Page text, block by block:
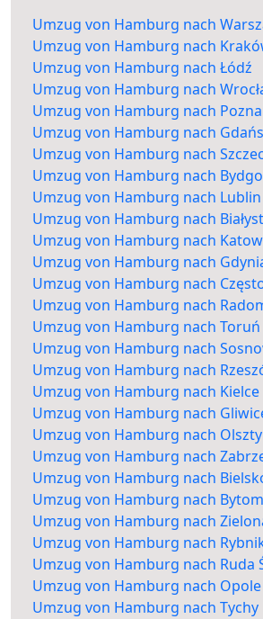
Umzug von Hamburg nach
Umzug von Hamburg nach
Umzug von Hamburg nach Łódź
Umzug von Hamburg nach
Umzug von Hamburg nach
Umzug von Hamburg nach
Umzug von Hamburg nach
Umzug von Hamburg nach
Umzug von Hamburg nach Lublin
Umzug von Hamburg nach
Umzug von Hamburg nach
Umzug von Hamburg nach
Umzug von Hamburg nach
Umzug von Hamburg nach
Umzug von Hamburg nach Toruń
Umzug von Hamburg nach
Umzug von Hamburg nach
Umzug von Hamburg nach Kielce
Umzug von Hamburg nach
Umzug von Hamburg nach
Umzug von Hamburg nach
Umzug von Hamburg nach
Umzug von Hamburg nach Bytom
Umzug von Hamburg nach
Umzug von Hamburg nach
Umzug von Hamburg nach Ruda
Umzug von Hamburg nach Opole
Umzug von Hamburg nach Tychy